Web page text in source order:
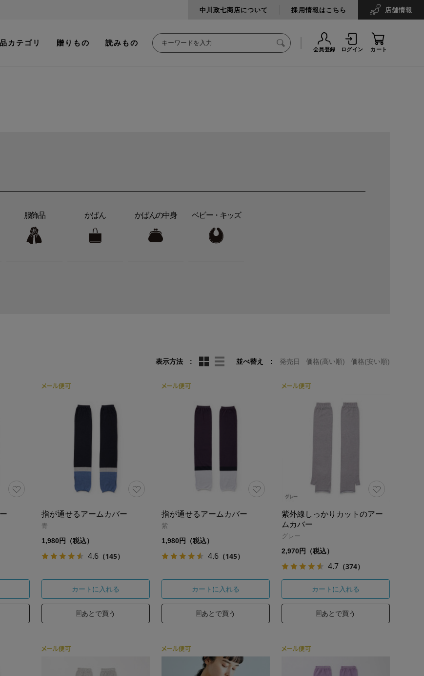
中川政七商店について 採用情報はこちら 店舗情報
カテゴリ 贈りもの 読みもの
会員登録 ログイン カート
服飾品 かばん かばんの中身 ベビー・キッズ
表示方法 並べ替え 発売日 価格(高い順) 価格(安い順)
指が通せるアームカバー
青
1,980円（税込）
4.6 （145）
カートに入れる
あとで買う
指が通せるアームカバー
紫
1,980円（税込）
4.6 （145）
カートに入れる
あとで買う
紫外線しっかりカットのアー
ムカバー
グレー
2,970円（税込）
4.7 （374）
カートに入れる
あとで買う